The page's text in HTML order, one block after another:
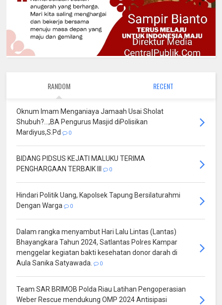
RANDOM RECENT
Oknum Imam Menganiaya Jamaah Usai Sholat
Shubuh?...,BA Pengurus Masjid diPolisikan
Mardiyus,S.Pd
0
BIDANG PIDSUS KEJATI MALUKU TERIMA
PENGHARGAAN TERBAIK III
0
Hindari Politik Uang, Kapolsek Tapung Bersilaturahmi
Dengan Warga
0
Dalam rangka menyambut Hari Lalu Lintas (Lantas)
Bhayangkara Tahun 2024, Satlantas Polres Kampar
menggelar kegiatan bakti kesehatan donor darah di
Aula Sanika Satyawada.
0
Team SAR BRIMOB Polda Riau Latihan Pengoperasian
Weber Rescue mendukung OMP 2024 Antisipasi